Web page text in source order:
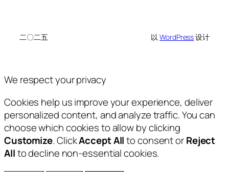
二〇二五 以WordPress设计
We respect your privacy
Cookies help us improve your experience, deliver
personalized content, and analyze traffic. You can
choose which cookies to allow by clicking
Customize. ClickAccept Allto consent orReject
Allto decline non-essential cookies.